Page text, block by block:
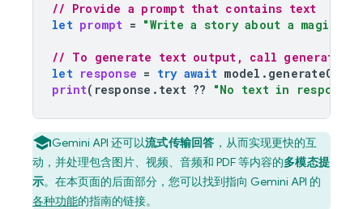
// Provide a prompt that contains text
let prompt = "Write a story about a magic
// To generate text output, call
let response = try await model .
print( response . text ?? "No text in
Gemini API 还可以流式传输回答 ，从而实现更快的互
动，并处理包含图片、视频、音频和 PDF 等内容的多模态提
示。在本页面的后面部分，您可以找到指向Gemini API 的
各种功能的指南的链接。